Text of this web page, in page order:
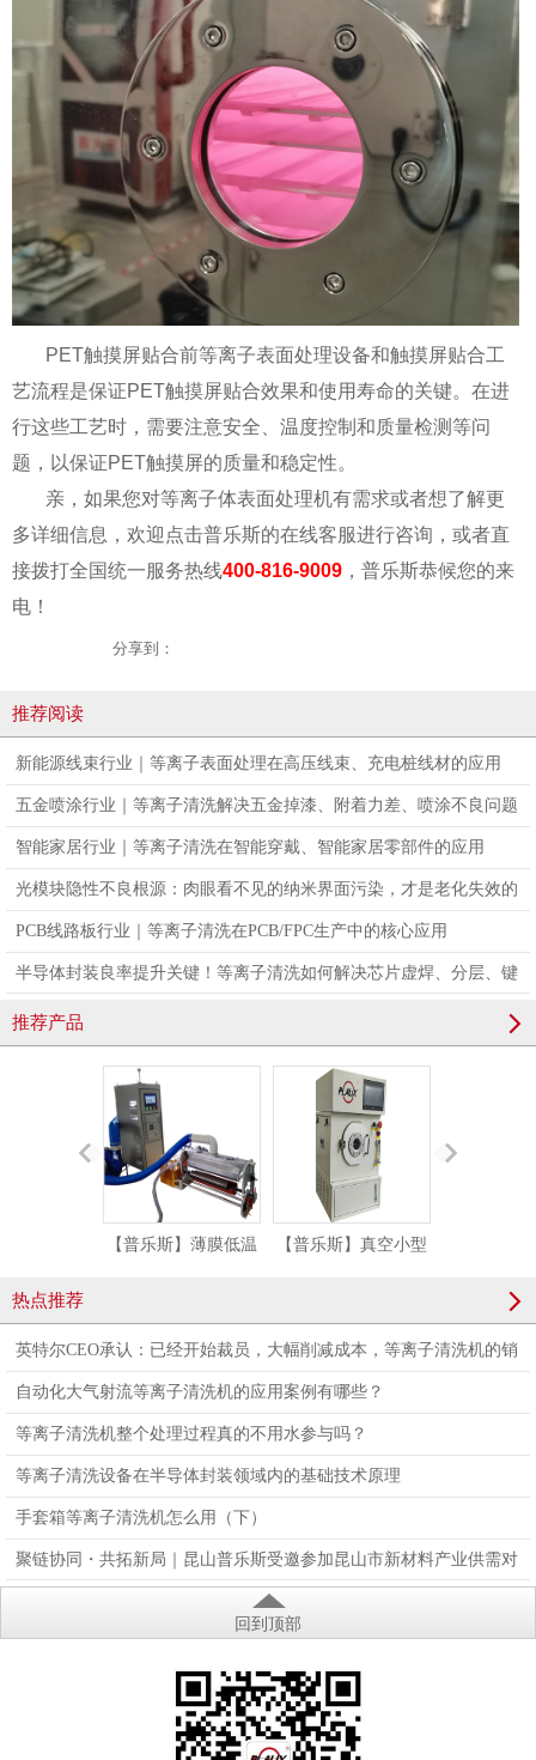
PET触摸屏贴合前等离子表面处理设备和触摸屏贴合工
艺流程是保证PET触摸屏贴合效果和使用寿命的关键。在进
行这些工艺时，需要注意安全、温度控制和质量检测等问
题，以保证PET触摸屏的质量和稳定性。
亲，如果您对等离子体表面处理机有需求或者想了解更
多详细信息，欢迎点击普乐斯的在线客服进行咨询，或者直
接拨打全国统一服务热线400-816-9009 ，普乐斯恭候您的来
电！
分享到：
推荐阅读
新能源线束行业｜等离子表面处理在高压线束、充电桩线材的应用
五金喷涂行业｜等离子清洗解决五金掉漆、附着力差、喷涂不良问题
智能家居行业｜等离子清洗在智能穿戴、智能家居零部件的应用
光模块隐性不良根源：肉眼看不见的纳米界面污染，才是老化失效的
真凶
PCB线路板行业｜等离子清洗在PCB/FPC生产中的核心应用
半导体封装良率提升关键！等离子清洗如何解决芯片虚焊、分层、键
合不良问题
推荐产品
【普乐斯】薄膜低温 【普乐斯】真空小型
热点推荐
英特尔CEO承认：已经开始裁员，大幅削减成本，等离子清洗机的销
量会大降吗？
自动化大气射流等离子清洗机的应用案例有哪些？
等离子清洗机整个处理过程真的不用水参与吗？
等离子清洗设备在半导体封装领域内的基础技术原理
手套箱等离子清洗机怎么用（下）
聚链协同・共拓新局｜昆山普乐斯受邀参加昆山市新材料产业供需对
回到顶部